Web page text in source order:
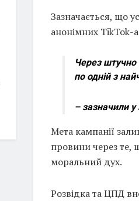
Зазначається, що
анонімних TikTok-
Через штучно
по одній з
– зазначили
Мета кампанії
провини через те,
моральний дух.
Розвідка та ЦПД